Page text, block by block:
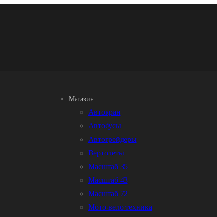
Магазин
Автокран
Автобусы
Автогрейдеры
Вертолеты
Масштаб 35
Масштаб 43
Масштаб 72
Мото-вело техника